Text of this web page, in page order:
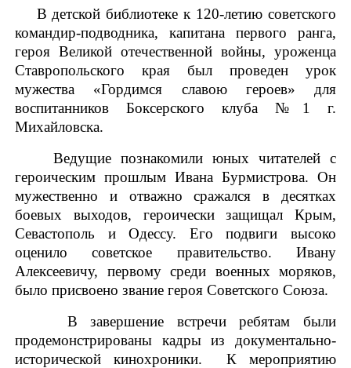
В детской библиотеке к 120-летию советского
командир-подводника, капитана первого ранга,
героя Великой отечественной войны, уроженца
Ставропольского края был проведен урок
мужества «Гордимся славою героев» для
воспитанников Боксерского клуба №1 г.
Михайловска.
Ведущие познакомили юных читателей с
героическим прошлым Ивана Бурмистрова. Он
мужественно и отважно сражался в десятках
боевых выходов, героически защищал Крым,
Севастополь и Одессу. Его подвиги высоко
оценило советское правительство. Ивану
Алексеевичу, первому среди военных моряков,
было присвоено звание героя Советского Союза.
В завершение встречи ребятам были
продемонстрированы кадры из документально-
исторической кинохроники. К мероприятию